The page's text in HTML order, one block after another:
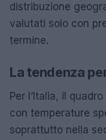
distribuzione
valutati solo con
termine.
La tendenza
Per l’Italia, il
con temperature
soprattutto nella